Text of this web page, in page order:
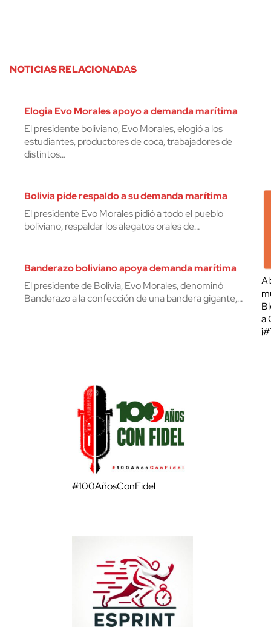
NOTICIAS RELACIONADAS
Elogia Evo Morales apoyo a demanda marítima
El presidente boliviano, Evo Morales, elogió a los
estudiantes, productores de coca, trabajadores de
distintos…
Bolivia pide respaldo a su demanda marítima
El presidente Evo Morales pidió a todo el pueblo
boliviano, respaldar los alegatos orales de…
Banderazo boliviano apoya demanda marítima
El presidente de Bolivia, Evo Morales, denominó
Banderazo a la confección de una bandera gigante,…
a
#100AñosConFidel